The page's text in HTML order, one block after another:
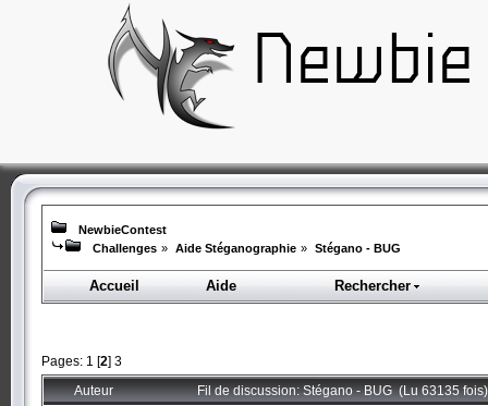
NewbieContest
Challenges » Aide Stéganographie » Stégano - BUG
Accueil Aide Rechercher
Pages: 1 [2] 3
Auteur Fil de discussion: Stégano - BUG (Lu 63135 fois)